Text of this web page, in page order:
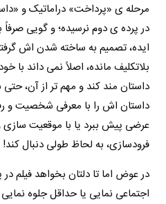
مرحله ی «پرداخت» دراماتیک و
در پرده ی دوم نرسیده؛ و گویی
ایده، تصمیم به ساخته شدن اش
بلاتکلیف مانده، اصلاً نمی داند با
داستان مند کند و مهم تر از آن،
داستان اش را با معرفی شخصیت و
عرضی پیش ببرد یا با موقعیت سازی
فرودسازی، به لحاظ طولی دنبال کند!
در عوض اما تا دلتان بخواهد فیلم
اجتماعی نمایی یا حداقل جلوه